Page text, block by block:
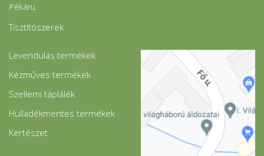
Pékáru
Tisztítószerek
Levendulás termékek
Kézműves termékek
Szellemi táplálék
Hulladékmentes termékek
Kertészet